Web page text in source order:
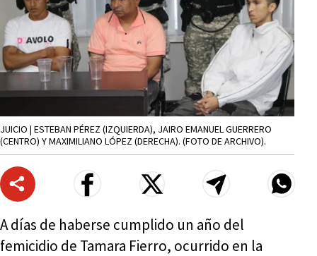
JUICIO | ESTEBAN PÉREZ (IZQUIERDA), JAIRO EMANUEL GUERRERO
(CENTRO) Y MAXIMILIANO LÓPEZ (DERECHA). (FOTO DE ARCHIVO).
A días de haberse cumplido un año del
femicidio de Tamara Fierro, ocurrido en la